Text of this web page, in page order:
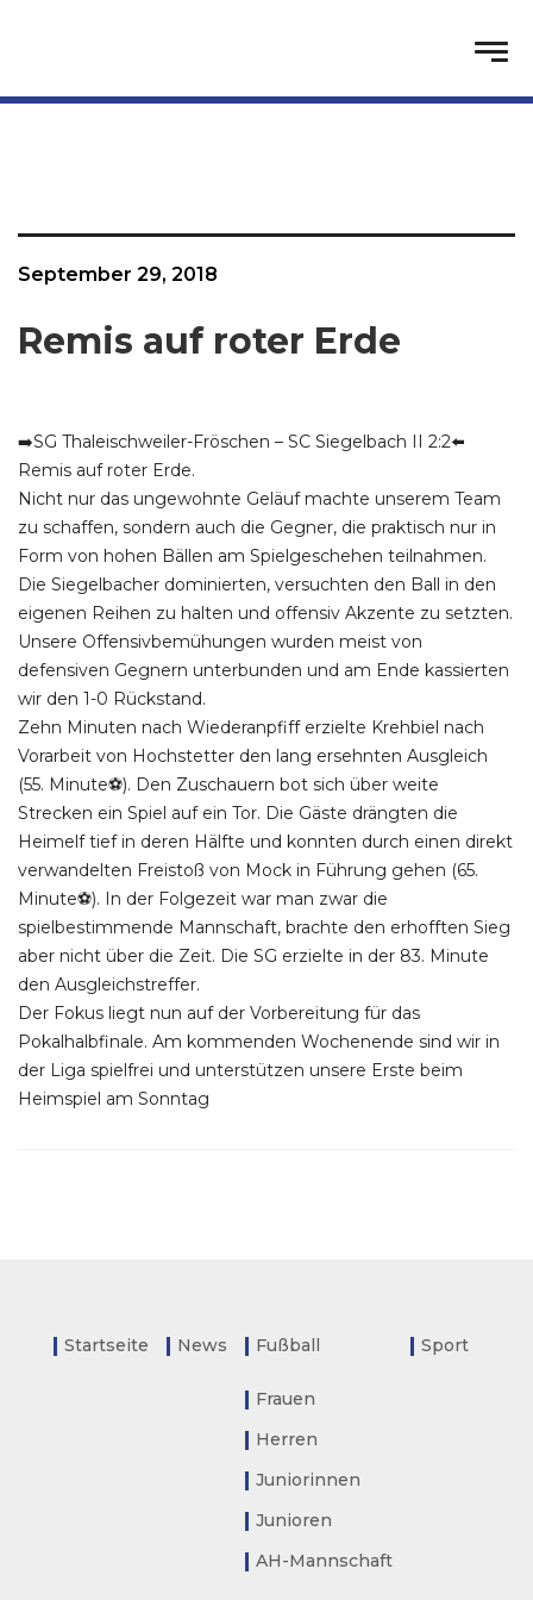
September 29, 2018
Remis auf roter Erde
➡️SG Thaleischweiler-Fröschen – SC Siegelbach II 2:2⬅️
Remis auf roter Erde.
Nicht nur das ungewohnte Geläuf machte unserem Team
zu schaffen, sondern auch die Gegner, die praktisch nur in
Form von hohen Bällen am Spielgeschehen teilnahmen.
Die Siegelbacher dominierten, versuchten den Ball in den
eigenen Reihen zu halten und offensiv Akzente zu setzten.
Unsere Offensivbemühungen wurden meist von
defensiven Gegnern unterbunden und am Ende kassierten
wir den 1-0 Rückstand.
Zehn Minuten nach Wiederanpfiff erzielte Krehbiel nach
Vorarbeit von Hochstetter den lang ersehnten Ausgleich
(55. Minute⚽). Den Zuschauern bot sich über weite
Strecken ein Spiel auf ein Tor. Die Gäste drängten die
Heimelf tief in deren Hälfte und konnten durch einen direkt
verwandelten Freistoß von Mock in Führung gehen (65.
Minute⚽). In der Folgezeit war man zwar die
spielbestimmende Mannschaft, brachte den erhofften Sieg
aber nicht über die Zeit. Die SG erzielte in der 83. Minute
den Ausgleichstreffer.
Der Fokus liegt nun auf der Vorbereitung für das
Pokalhalbfinale. Am kommenden Wochenende sind wir in
der Liga spielfrei und unterstützen unsere Erste beim
Heimspiel am Sonntag
Startseite News Fußball
Frauen
Herren
Juniorinnen
Junioren
AH-Mannschaft
Sport